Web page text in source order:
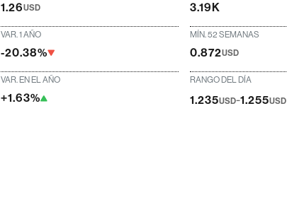
1.26USD 3.19K
VAR. 1 AÑO
-20.38%
MÍN. 52 SEMANAS
0.872USD
VAR. EN EL AÑO
+1.63%
RANGO DEL DÍA
1.235USD-1.255USD